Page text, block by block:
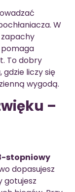
W
To dobry
liczy się
wygodą.
–
stopniowy
dopasujesz
gotujesz